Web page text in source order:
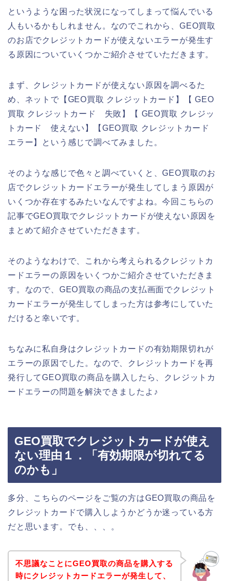
というような困った状況になってしまって悩んでいる
人もいるかもしれません。なのでこれから、GEO買取
のお店でクレジットカードが使えないエラーが発生す
る原因についていくつかご紹介させていただきます。
まず、クレジットカードが使えない原因を調べるた
め、ネットで【GEO買取 クレジットカード】【 GEO
買取 クレジットカード 失敗】【 GEO買取 クレジッ
トカード 使えない】【GEO買取 クレジットカード
エラー】という感じで調べてみました。
そのような感じで色々と調べていくと、GEO買取のお
店でクレジットカードエラーが発生してしまう原因が
いくつか存在するみたいなんですよね。今回こちらの
記事でGEO買取でクレジットカードが使えない原因を
まとめて紹介させていただきます。
そのようなわけで、これから考えられるクレジットカ
ードエラーの原因をいくつかご紹介させていただきま
す。なので、GEO買取の商品の支払画面でクレジット
カードエラーが発生してしまった方は参考にしていた
だけると幸いです。
ちなみに私自身はクレジットカードの有効期限切れが
エラーの原因でした。なので、クレジットカードを再
発行してGEO買取の商品を購入したら、クレジットカ
ードエラーの問題を解決できましたよ♪
GEO買取でクレジットカードが使え
ない理由１．「有効期限が切れてる
のかも」
多分、こちらのページをご覧の方はGEO買取の商品を
クレジットカードで購入しようかどうか迷っている方
だと思います。でも、、、。
不思議なことにGEO買取の商品を購入する
時にクレジットカードエラーが発生して、